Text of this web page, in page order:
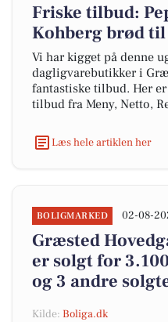
Friske tilbud:
Kohberg brød til
Vi har kigget på denne
dagligvarebutikker i
fantastiske tilbud. Her
tilbud fra Meny, Netto,
Læs hele artiklen her
BOLIGMARKED 02-08-
Græsted
er solgt for
og 3 andre
Kilde: Boliga.dk